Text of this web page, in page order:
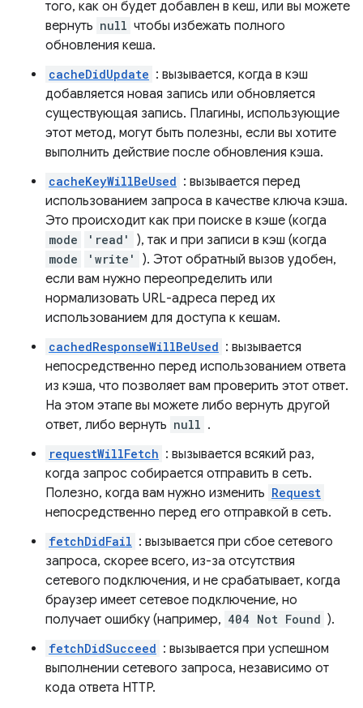
того, как он будет добавлен в кеш, или вы можете
вернуть null чтобы избежать полного
обновления кеша.
cacheDidUpdate : вызывается, когда в кэш
добавляется новая запись или обновляется
существующая запись. Плагины, использующие
этот метод, могут быть полезны, если вы хотите
выполнить действие после обновления кэша.
cacheKeyWillBeUsed : вызывается перед
использованием запроса в качестве ключа кэша.
Это происходит как при поиске в кэше (когда
mode 'read' ), так и при записи в кэш (когда
mode 'write'
). Этот обратный вызов удобен,
если вам нужно переопределить или
нормализовать URL-адреса перед их
использованием для доступа к кешам.
cachedResponseWillBeUsed : вызывается
непосредственно перед использованием ответа
из кэша, что позволяет вам проверить этот ответ.
На этом этапе вы можете либо вернуть другой
ответ, либо вернуть null .
requestWillFetch : вызывается всякий раз,
когда запрос собирается отправить в сеть.
Полезно, когда вам нужно изменить Request
непосредственно перед его отправкой в ​​сеть.
fetchDidFail : вызывается при сбое сетевого
запроса, скорее всего, из-за отсутствия
сетевого подключения, и не срабатывает, когда
браузер имеет сетевое подключение, но
получает ошибку (например, 404 Not Found ).
fetchDidSucceed : вызывается при успешном
выполнении сетевого запроса, независимо от
кода ответа HTTP.